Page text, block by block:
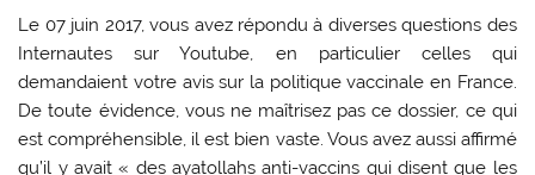
Le 07 juin 2017, vous avez répondu à diverses questions des
Internautes sur Youtube, en particulier celles qui
demandaient votre avis sur la politique vaccinale en France.
De toute évidence, vous ne maîtrisez pas ce dossier, ce qui
est compréhensible, il est bien vaste. Vous avez aussi affirmé
qu’il y avait « des ayatollahs anti-vaccins qui disent que les